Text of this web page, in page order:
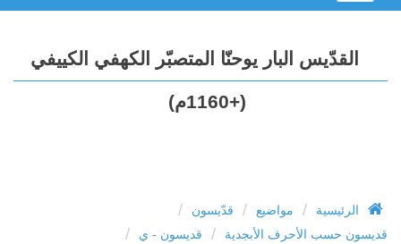
navigation
القدّيس البار يوحنّا المتصبّر الكهفي الكييفي
(+1160م)
الرئيسية / مواضيع / قدّيسون /
قديسون حسب الأحرف الأبجدية / قديسون - ي /